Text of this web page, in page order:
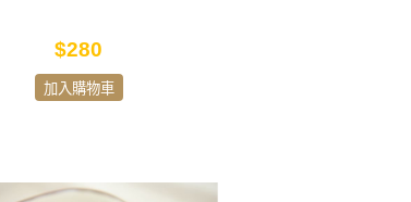
$280
加入購物車